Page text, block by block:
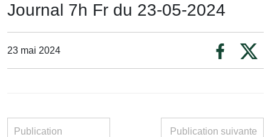
Journal 7h Fr du 23-05-2024
23 mai 2024
Publication
Publication suivante